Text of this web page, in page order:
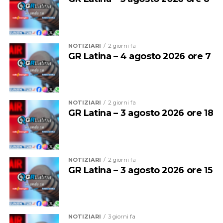
dallo stesso Caruso su parole di Earl Carroll, fino a
“Tiempo Antico”, di cui il tenore napoletano compose
sia i versi sia la musica.
Munito di un repertorio che spazia dalla musica barocca
a quella contemporanea, Mark Milhofer è uno dei
cantanti più ricercati in Italia: dopo essere stato corista
a Magdalen College a Oxford e aver studiato alla
NOTIZIARI 2 giorni fa
GR Latina – 4 agosto 2026 ore 7
NOTIZIARI 2 giorni fa
GR Latina – 3 agosto 2026 ore 18
NOTIZIARI 2 giorni fa
GR Latina – 3 agosto 2026 ore 15
NOTIZIARI 3 giorni fa